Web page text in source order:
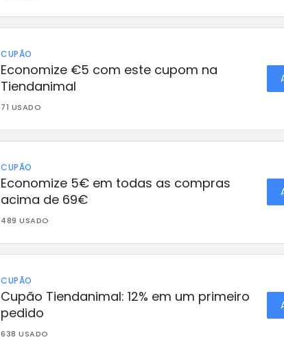
CUPÃO
Economize €5 com este cupom na
Tiendanimal
71 USADO
CUPÃO
Economize 5€ em todas as compras
acima de 69€
489 USADO
CUPÃO
Cupão Tiendanimal: 12% em um primeiro
pedido
638 USADO